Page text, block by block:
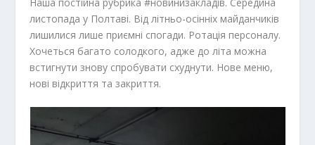
листопада у Полтаві. Від літньо-осінніх майданчиків
лишилися лише приємні спогади. Ротація персоналу.
Хочеться багато солодкого, адже до літа можна
встигнути знову спробувати схуднути. Нове меню,
нові відкриття та закриття.